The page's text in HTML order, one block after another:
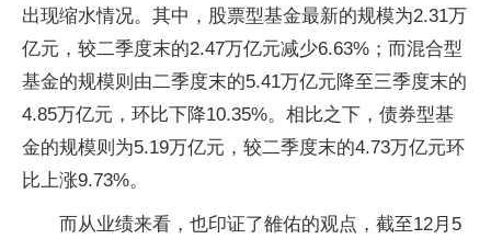
出现缩水情况。其中，股票型基金最新的规模为2.31万
亿元，较二季度末的2.47万亿元减少6.63%；而混合型
基金的规模则由二季度末的5.41万亿元降至三季度末的
4.85万亿元，环比下降10.35%。相比之下，债券型基
金的规模则为5.19万亿元，较二季度末的4.73万亿元环
比上涨9.73%。
而从业绩来看，也印证了雒佑的观点，截至12月5